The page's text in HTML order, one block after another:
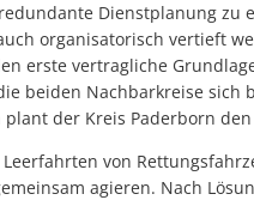
Dienstplanung zu
organisatorisch vertieft
erste vertragliche
beiden Nachbarkreise sich
der Kreis Paderborn
von
agieren. Nach